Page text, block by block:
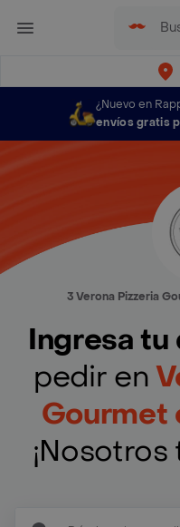
¿Nuevo en
envíos gratis
3 Verona Pizzeria
Ingresa
pedir en
Gourmet